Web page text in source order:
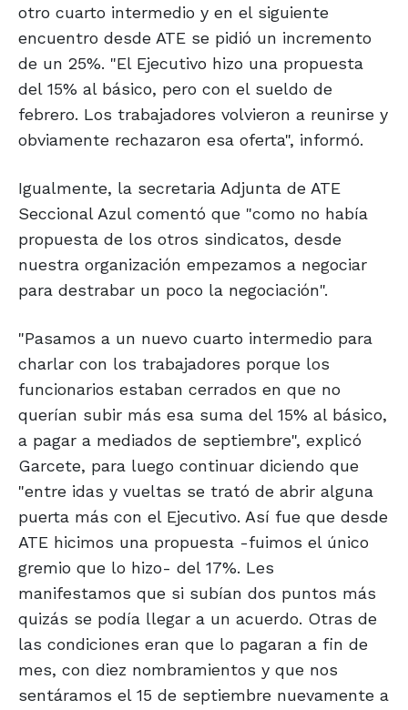
otro cuarto intermedio y en el siguiente
encuentro desde ATE se pidió un incremento
de un 25%. "El Ejecutivo hizo una propuesta
del 15% al básico, pero con el sueldo de
febrero. Los trabajadores volvieron a reunirse y
obviamente rechazaron esa oferta", informó.
Igualmente, la secretaria Adjunta de ATE
Seccional Azul comentó que "como no había
propuesta de los otros sindicatos, desde
nuestra organización empezamos a negociar
para destrabar un poco la negociación".
"Pasamos a un nuevo cuarto intermedio para
charlar con los trabajadores porque los
funcionarios estaban cerrados en que no
querían subir más esa suma del 15% al básico,
a pagar a mediados de septiembre", explicó
Garcete, para luego continuar diciendo que
"entre idas y vueltas se trató de abrir alguna
puerta más con el Ejecutivo. Así fue que desde
ATE hicimos una propuesta -fuimos el único
gremio que lo hizo- del 17%. Les
manifestamos que si subían dos puntos más
quizás se podía llegar a un acuerdo. Otras de
las condiciones eran que lo pagaran a fin de
mes, con diez nombramientos y que nos
sentáramos el 15 de septiembre nuevamente a